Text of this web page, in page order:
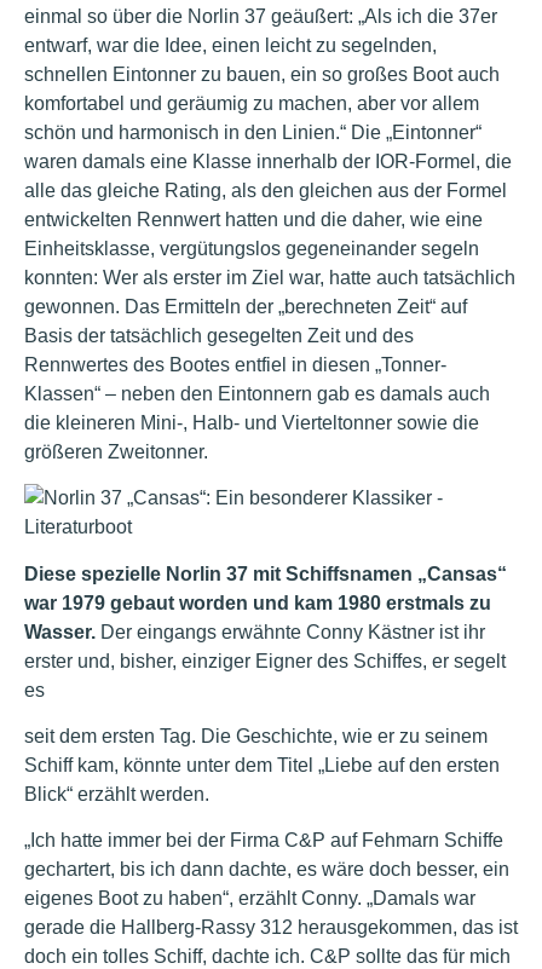
einmal so über die Norlin 37 geäußert: „Als ich die 37er
entwarf, war die Idee, einen leicht zu segelnden,
schnellen Eintonner zu bauen, ein so großes Boot auch
komfortabel und geräumig zu machen, aber vor allem
schön und harmonisch in den Linien.“ Die „Eintonner“
waren damals eine Klasse innerhalb der IOR-Formel, die
alle das gleiche Rating, als den gleichen aus der Formel
entwickelten Rennwert hatten und die daher, wie eine
Einheitsklasse, vergütungslos gegeneinander segeln
konnten: Wer als erster im Ziel war, hatte auch tatsächlich
gewonnen. Das Ermitteln der „berechneten Zeit“ auf
Basis der tatsächlich gesegelten Zeit und des
Rennwertes des Bootes entfiel in diesen „Tonner-
Klassen“ – neben den Eintonnern gab es damals auch
die kleineren Mini-, Halb- und Vierteltonner sowie die
größeren Zweitonner.
Diese spezielle Norlin 37 mit Schiffsnamen „Cansas“
war 1979 gebaut worden und kam 1980 erstmals zu
Wasser. Der eingangs erwähnte Conny Kästner ist ihr
erster und, bisher, einziger Eigner des Schiffes, er segelt
es
seit dem ersten Tag. Die Geschichte, wie er zu seinem
Schiff kam, könnte unter dem Titel „Liebe auf den ersten
Blick“ erzählt werden.
„Ich hatte immer bei der Firma C&P auf Fehmarn Schiffe
gechartert, bis ich dann dachte, es wäre doch besser, ein
eigenes Boot zu haben“, erzählt Conny. „Damals war
gerade die Hallberg-Rassy 312 herausgekommen, das ist
doch ein tolles Schiff, dachte ich. C&P sollte das für mich